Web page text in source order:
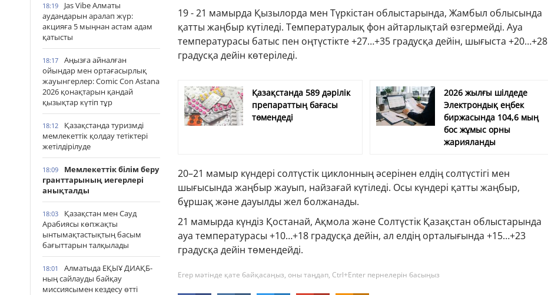
18:19
Jas Vibe Алматы
аудандарын аралап жүр:
акцияға 5 мыңнан астам адам
қатысты
18:17
Аңызға айналған
ойындар мен ортағасырлық
жауынгерлер: Comic Con Astana
2026 қонақтарын қандай
қызықтар күтіп тұр
18:12
Қазақстанда туризмді
мемлекеттік қолдау тетіктері
жетілдірілуде
18:09
Мемлекеттік білім беру
гранттарының иегерлері
анықталды
18:03
Қазақстан мен Сауд
Арабиясы көпжақты
ынтымақтастықтың басым
бағыттарын талқылады
18:01
Алматыда ЕҚЫҰ ДИАҚБ-
ның сайлауды байқау
миссиясымен кездесу өтті
19 - 21 мамырда Қызылорда мен Түркістан облыстарында, Жамбыл облысында
қатты жаңбыр күтіледі. Температуралық фон айтарлықтай өзгермейді. Ауа
температурасы батыс пен оңтүстікте +27…+35 градусқа дейін, шығыста +20…+28
градусқа дейін көтеріледі.
Қазақстанда 589 дәрілік
препараттың бағасы
төмендеді
2026 жылғы шілдеде
Электрондық еңбек
биржасында 104,6 мың
бос жұмыс орны
жарияланды
20–21 мамыр күндері солтүстік циклонның әсерінен елдің солтүстігі мен
шығысында жаңбыр жауып, найзағай күтіледі. Осы күндері қатты жаңбыр,
бұршақ және дауылды жел болжанады.
21 мамырда күндіз Қостанай, Ақмола және Солтүстік Қазақстан облыстарында
ауа температурасы +10…+18 градусқа дейін, ал елдің орталығында +15…+23
градусқа дейін төмендейді.
Егер мәтінде қате байқасаңыз, оны таңдап, Ctrl+Enter пернелерін басыңыз